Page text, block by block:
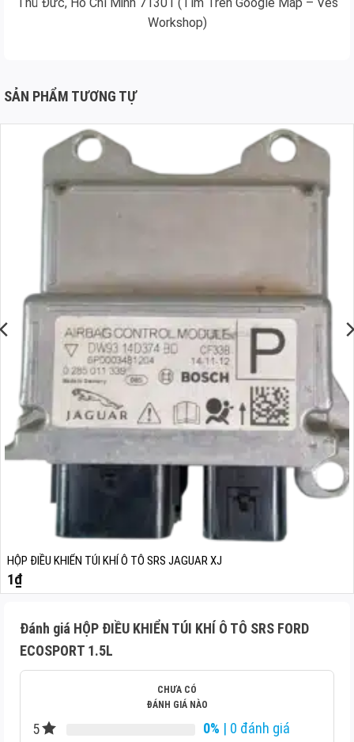
Workshop)
SẢN PHẨM TƯƠNG TỰ
HỘP ĐIỀU KHIỂN TÚI KHÍ Ô TÔ SRS JAGUAR XJ
1₫
Đánh giá HỘP ĐIỀU KHIỂN TÚI KHÍ Ô TÔ SRS FORD
ECOSPORT 1.5L
CHƯA CÓ
ĐÁNH GIÁ NÀO
5 0% | 0 đánh giá